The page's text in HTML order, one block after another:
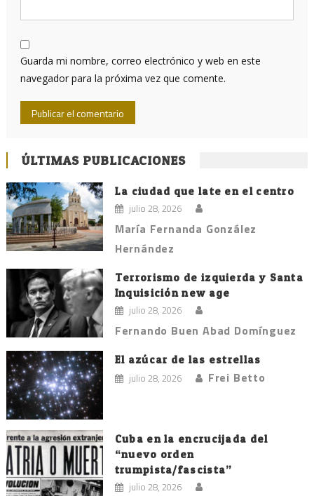
Guarda mi nombre, correo electrónico y web en este
navegador para la próxima vez que comente.
ÚLTIMAS PUBLICACIONES
La ciudad que late en el centro
julio 28, 2026
María Fernanda González
Hernández
Terrorismo de izquierda y Santa
Inquisición new age
julio 28, 2026
Fernando Buen Abad Domínguez
El azúcar de las estrellas
julio 28, 2026 Frei Betto
Cuba en la encrucijada del
“nuevo orden
trumpista/fascista”
julio 28, 2026